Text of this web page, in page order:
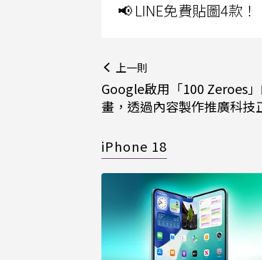
📢 LINE免費貼圖4款
上一則
Google啟用「100 Zeroes
畫，透過內容製作推廣科技
iPhone 18